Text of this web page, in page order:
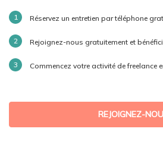
Réservez un entretien par téléphone
Rejoignez-nous gratuitement et
Commencez votre activité de freelance
REJOIGNEZ-